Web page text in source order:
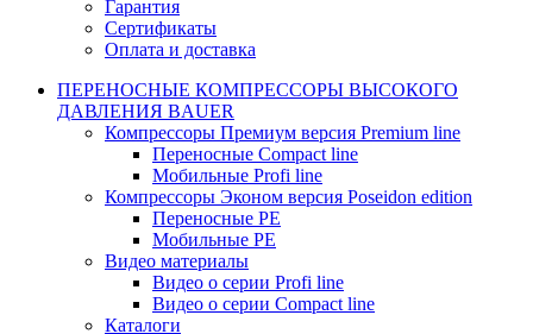
Гарантия
Сертификаты
Оплата и доставка
ПЕРЕНОСНЫЕ КОМПРЕССОРЫ ВЫСОКОГО
ДАВЛЕНИЯ BAUER
Компрессоры Премиум версия Premium line
Переносные Compact line
Мобильные Profi line
Компрессоры Эконом версия Poseidon edition
Переносные PE
Мобильные PE
Видео материалы
Видео о серии Profi line
Видео о серии Compact line
Каталоги